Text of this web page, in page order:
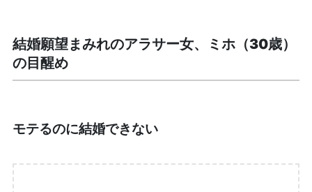
結婚願望まみれのアラサー女、ミホ（30歳）
の目醒め
モテるのに結婚できない